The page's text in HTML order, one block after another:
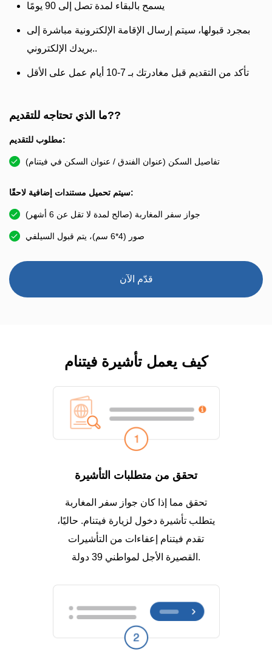
يسمح بالبقاء لمدة تصل إلى 90 يومًا
بمجرد قبولها، سيتم إرسال الإقامة الإلكترونية مباشرة إلى
بريدك الإلكتروني..
تأكد من التقديم قبل مغادرتك بـ 7-10 أيام عمل على الأقل
ما الذي تحتاجه للتقديم??
مطلوب للتقديم:
تفاصيل السكن (عنوان الفندق / عنوان السكن في فيتنام)
سيتم تحميل مستندات إضافية لاحقًا:
جواز سفر المغاربة (صالح لمدة لا تقل عن 6 أشهر)
صور (4*6 سم)، يتم قبول السيلفي
قدّم الآن
كيف يعمل تأشيرة فيتنام
تحقق من متطلبات التأشيرة
تحقق مما إذا كان جواز سفر المغاربة
يتطلب تأشيرة دخول لزيارة فيتنام. حاليًا،
تقدم فيتنام إعفاءات من التأشيرات
القصيرة الأجل لمواطني 39 دولة.